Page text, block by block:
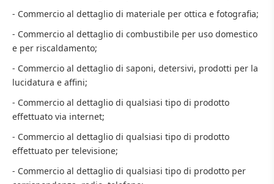
- Commercio al dettaglio di materiale per ottica e fotografia;
- Commercio al dettaglio di combustibile per uso domestico
e per riscaldamento;
- Commercio al dettaglio di saponi, detersivi, prodotti per la
lucidatura e affini;
- Commercio al dettaglio di qualsiasi tipo di prodotto
effettuato via internet;
- Commercio al dettaglio di qualsiasi tipo di prodotto
effettuato per televisione;
- Commercio al dettaglio di qualsiasi tipo di prodotto per